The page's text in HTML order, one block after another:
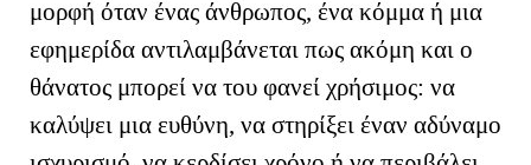
μορφή όταν ένας άνθρωπος, ένα κόμμα ή μια
εφημερίδα αντιλαμβάνεται πως ακόμη και ο
θάνατος μπορεί να του φανεί χρήσιμος: να
καλύψει μια ευθύνη, να στηρίξει έναν αδύναμο